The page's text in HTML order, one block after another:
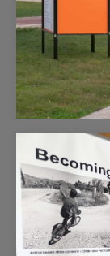
Η
φέτος στο
την έκθεση
Corinthian
ως